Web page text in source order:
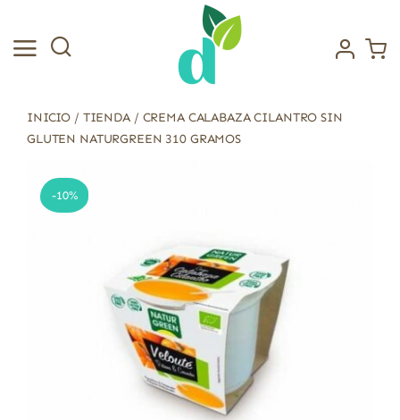
contenido
INICIO / TIENDA/ CREMA CALABAZA CILANTRO SIN
GLUTEN NATURGREEN 310 GRAMOS
-10%